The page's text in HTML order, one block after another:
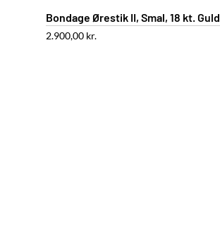
Bondage Ørestik II, Smal, 18 kt. Guld
2.900,00 kr.